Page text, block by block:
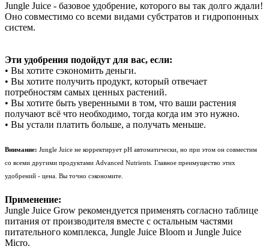
Jungle Juice - базовое удобрение, которого вы так долго ждали!
Оно совместимо со всеми видами субстратов и гидропонных
систем.
Эти удобрения подойдут для вас, если:
• Вы хотите сэкономить деньги.
• Вы хотите получить продукт, который отвечает
потребностям самых ценных растений.
• Вы хотите быть уверенными в том, что ваши растения
получают всё что необходимо, тогда когда им это нужно.
• Вы устали платить больше, а получать меньше.
Внимание: Jungle Juice не корректирует pH автоматически, но при этом он совместим
со всеми другими продуктами Advanced Nutrients. Главное преимущество этих
удобрений - цена. Вы точно сэкономите.
Применение:
Jungle Juice Grow рекомендуется применять согласно таблице
питания от производителя вместе с остальным частями
питательного комплекса, Jungle Juice Bloom и Jungle Juice
Micro.